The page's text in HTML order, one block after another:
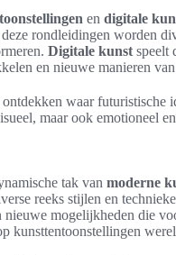
en digitale
rondleidingen worden
Digitale kunst speelt
en nieuwe manieren van
waar futuristische
maar ook emotioneel
tak van moderne
reeks stijlen en
mogelijkheden die
kunsttentoonstellingen